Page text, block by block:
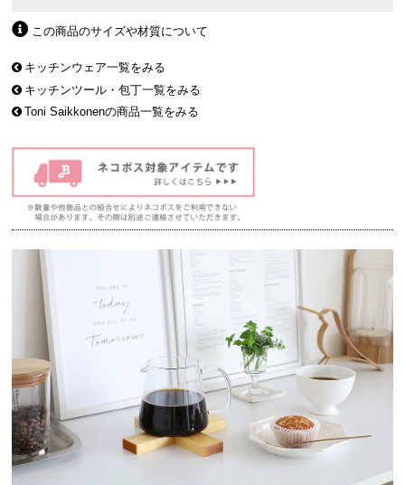
この商品のサイズや材質について
キッチンウェア一覧をみる
キッチンツール・包丁一覧をみる
Toni Saikkonenの商品一覧をみる